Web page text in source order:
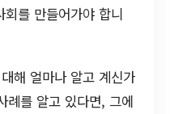
를 만들어가야 합니
해 얼마나 알고 계신가
례를 알고 있다면, 그에